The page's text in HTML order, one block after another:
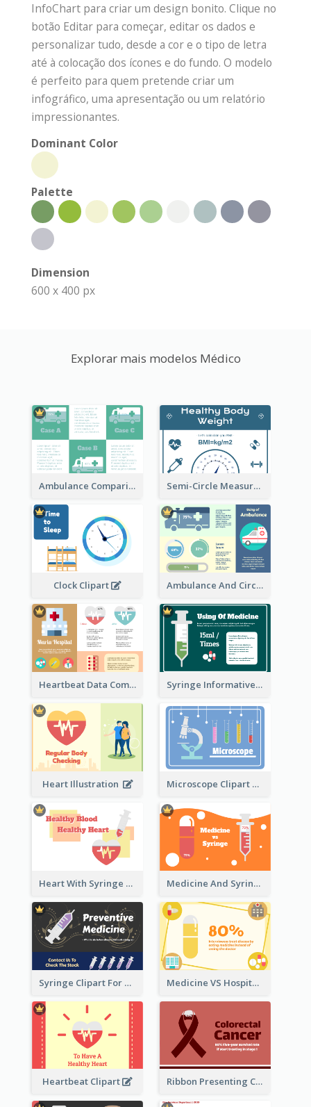
InfoChart para criar um design bonito. Clique no
botão Editar para começar, editar os dados e
personalizar tudo, desde a cor e o tipo de letra
até à colocação dos ícones e do fundo. O modelo
é perfeito para quem pretende criar um
infográfico, uma apresentação ou um relatório
impressionantes.
Dominant Color
Palette
Dimension
600 x 400 px
Explorar mais modelos Médico
Ambulance Comparison Semi-Circle Measurement Clipart
Clock Clipart Ambulance And Circular Informative Report
Heartbeat Data Comparison Syringe Informative Clipart
Heart Illustration Microscope Clipart With Test Tube
Heart With Syringe Clipart Medicine And Syringe Comparison
Syringe Clipart For Preventive Medicine Medicine VS Hospital Clipart
Heartbeat Clipart Ribbon Presenting Cancer